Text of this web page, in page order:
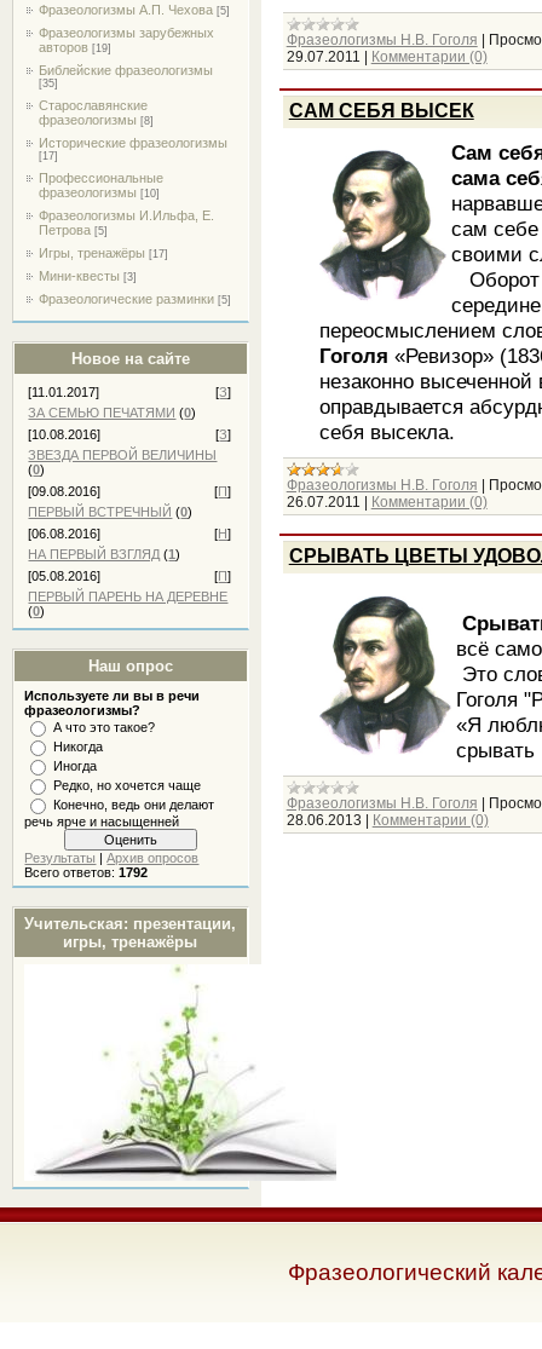
Фразеологизмы А.П. Чехова [5]
Фразеологизмы зарубежных
авторов [19]
Библейские фразеологизмы
[35]
Старославянские
фразеологизмы [8]
Исторические фразеологизмы
[17]
Профессиональные
фразеологизмы [10]
Фразеологизмы И.Ильфа, Е.
Петрова [5]
Игры, тренажёры [17]
Мини-квесты [3]
Фразеологические разминки [5]
Новое на сайте
[11.01.2017] [З]
ЗА СЕМЬЮ ПЕЧАТЯМИ (0)
[10.08.2016]
[З]
ЗВЕЗДА ПЕРВОЙ ВЕЛИЧИНЫ
(0)
[09.08.2016]
[П]
ПЕРВЫЙ ВСТРЕЧНЫЙ (0)
[06.08.2016]
[Н]
НА ПЕРВЫЙ ВЗГЛЯД (1)
[05.08.2016]
[П]
ПЕРВЫЙ ПАРЕНЬ НА ДЕРЕВНЕ
(0)
Наш опрос
Используете ли вы в речи
фразеологизмы?
А что это такое?
Никогда
Иногда
Редко, но хочется чаще
Конечно, ведь они делают
речь ярче и насыщенней
Результаты |Архив опросов
Всего ответов:1792
Учительская: презентации,
игры, тренажёры
Фразеологизмы Н.В. Гоголя |
29.07.2011 | Комментарии (0)
САМ СЕБЯ ВЫСЕК
Сам
сама
сам
своими
Оборот
переосмыслением
Гоголя «Ревизор»
незаконно
оправдывается
себя высекла.
Фразеологизмы Н.В. Гоголя |
26.07.2011 | Комментарии (0)
СРЫВАТЬ ЦВЕТЫ
всё
Это
Гоголя
«Я
срывать
Фразеологизмы Н.В. Гоголя |
28.06.2013 | Комментарии (0)
Фразеологический